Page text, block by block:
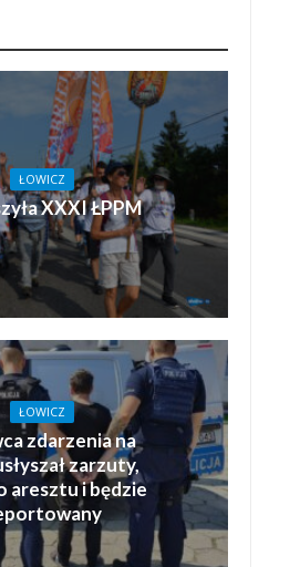
ŁOWICZ
XXXI ŁPPM
ŁOWICZ
zdarzenia na
zarzuty,
aresztu i będzie